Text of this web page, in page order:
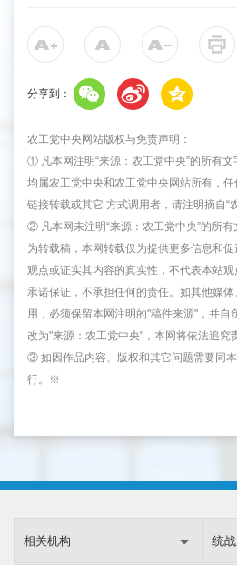
分享到：
农工党中央网站版权与免责声明：
① 凡本网注明“来源：农工党中央”的所有
均属农工党中央和农工党中央网站所有，
链接转载或其它 方式调用者，请注明摘自“
② 凡本网未注明“来源：农工党中央”的所
为转载稿，本网转载仅为提供更多信息和
观点或证实其内容的真实性，不代表本站
承诺保证，不承担任何的责任。如其他媒
用，必须保留本网注明的"稿件来源"，并自
改为"来源：农工党中央"，本网将依法追究
③ 如因作品内容、版权和其它问题需要同
行。※
相关机构 统